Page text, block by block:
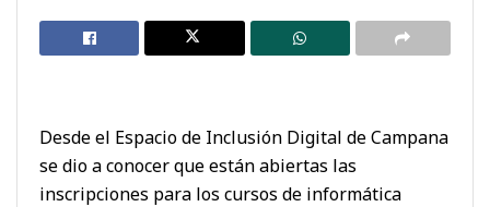
Desde el Espacio de Inclusión Digital de Campana
se dio a conocer que están abiertas las
inscripciones para los cursos de informática